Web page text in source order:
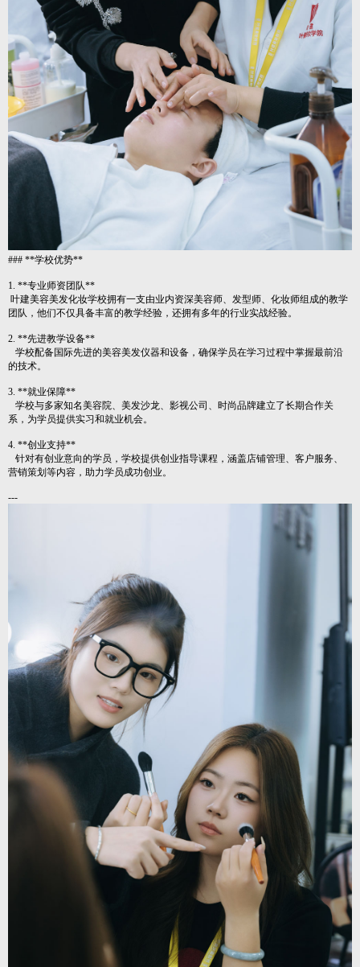
### **学校优势**
1. **专业师资团队**
叶建美容美发化妆学校拥有一支由业内资深美容师、发型师、化妆师组成的教学
团队，他们不仅具备丰富的教学经验，还拥有多年的行业实战经验。
2. **先进教学设备**
学校配备国际先进的美容美发仪器和设备，确保学员在学习过程中掌握最前沿
的技术。
3. **就业保障**
学校与多家知名美容院、美发沙龙、影视公司、时尚品牌建立了长期合作关
系，为学员提供实习和就业机会。
4. **创业支持**
针对有创业意向的学员，学校提供创业指导课程，涵盖店铺管理、客户服务、
营销策划等内容，助力学员成功创业。
---